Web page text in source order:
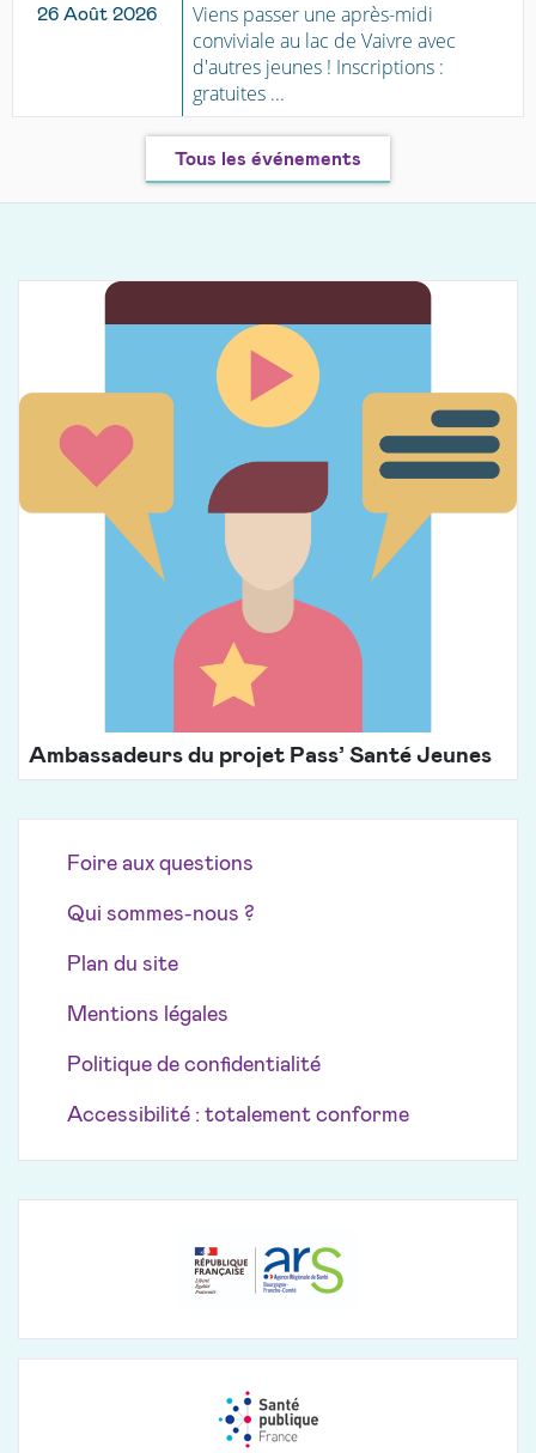
26 Août 2026
Viens passer une après-midi
conviviale au lac de Vaivre avec
d'autres jeunes ! Inscriptions :
gratuites ...
Tous les événements
Ambassadeurs du projet Pass’ Santé Jeunes
Foire aux questions
Qui sommes-nous ?
Plan du site
Mentions légales
Politique de confidentialité
Accessibilité : totalement conforme